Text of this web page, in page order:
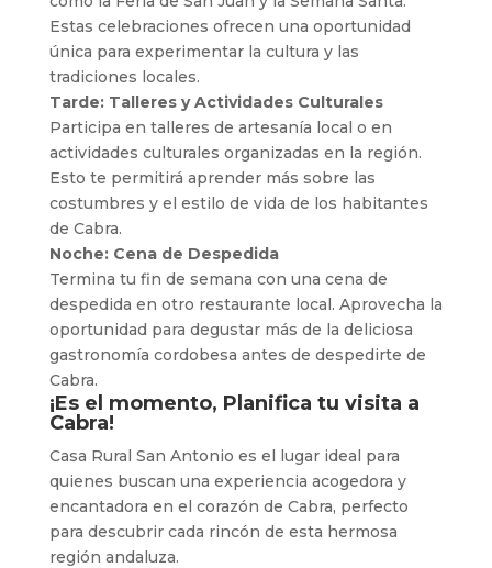
Estas celebraciones ofrecen una oportunidad
única para experimentar la cultura y las
tradiciones locales.
Tarde: Talleres y Actividades Culturales
Participa en talleres de artesanía local o en
actividades culturales organizadas en la región.
Esto te permitirá aprender más sobre las
costumbres y el estilo de vida de los habitantes
de Cabra.
Noche: Cena de Despedida
Termina tu fin de semana con una cena de
despedida en otro restaurante local. Aprovecha la
oportunidad para degustar más de la deliciosa
gastronomía cordobesa antes de despedirte de
Cabra.
¡Es el momento, Planifica tu visita a
Cabra!
Casa Rural San Antonio es el lugar ideal para
quienes buscan una experiencia acogedora y
encantadora en el corazón de Cabra, perfecto
para descubrir cada rincón de esta hermosa
región andaluza.